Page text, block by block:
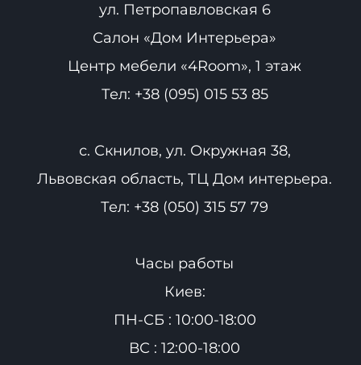
ул. Петропавловская 6
Салон «Дом Интерьера»
Центр мебели «4Room», 1 этаж
Тел: +38 (095) 015 53 85
с. Скнилов, ул. Окружная 38,
Львовская область, ТЦ Дом интерьера.
Тел: +38 (050) 315 57 79
Часы работы
Киев:
ПН-СБ : 10:00-18:00
ВС : 12:00-18:00